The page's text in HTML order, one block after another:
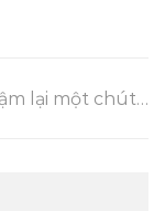
lại một chút…